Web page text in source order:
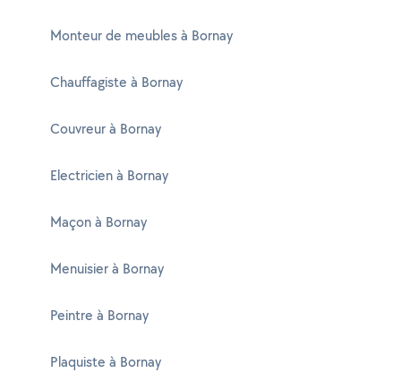
Monteur de meubles à Bornay
Chauffagiste à Bornay
Couvreur à Bornay
Electricien à Bornay
Maçon à Bornay
Menuisier à Bornay
Peintre à Bornay
Plaquiste à Bornay